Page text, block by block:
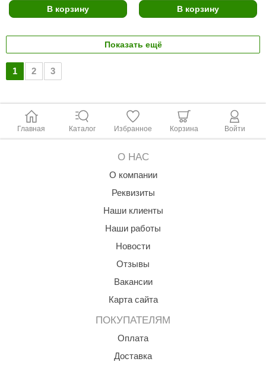
В корзину В корзину
Показать ещё
1 2 3
Главная Каталог Избранное Корзина Войти
О НАС
О компании
Реквизиты
Наши клиенты
Наши работы
Новости
Отзывы
Вакансии
Карта сайта
ПОКУПАТЕЛЯМ
Оплата
Доставка